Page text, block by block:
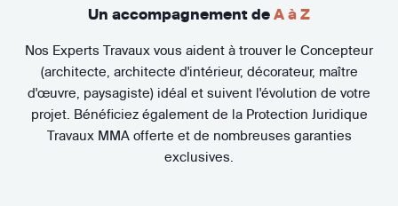
Un accompagnement de A à Z
Nos Experts Travaux vous aident à trouver le Concepteur
(architecte, architecte d'intérieur, décorateur, maître
d'œuvre, paysagiste) idéal et suivent l'évolution de votre
projet. Bénéficiez également de la Protection Juridique
Travaux MMA offerte et de nombreuses garanties
exclusives.